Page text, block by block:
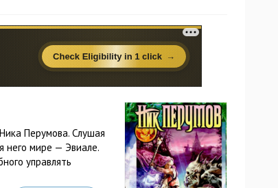
Перумова. Слушая
него мире — Эвиале.
управлять